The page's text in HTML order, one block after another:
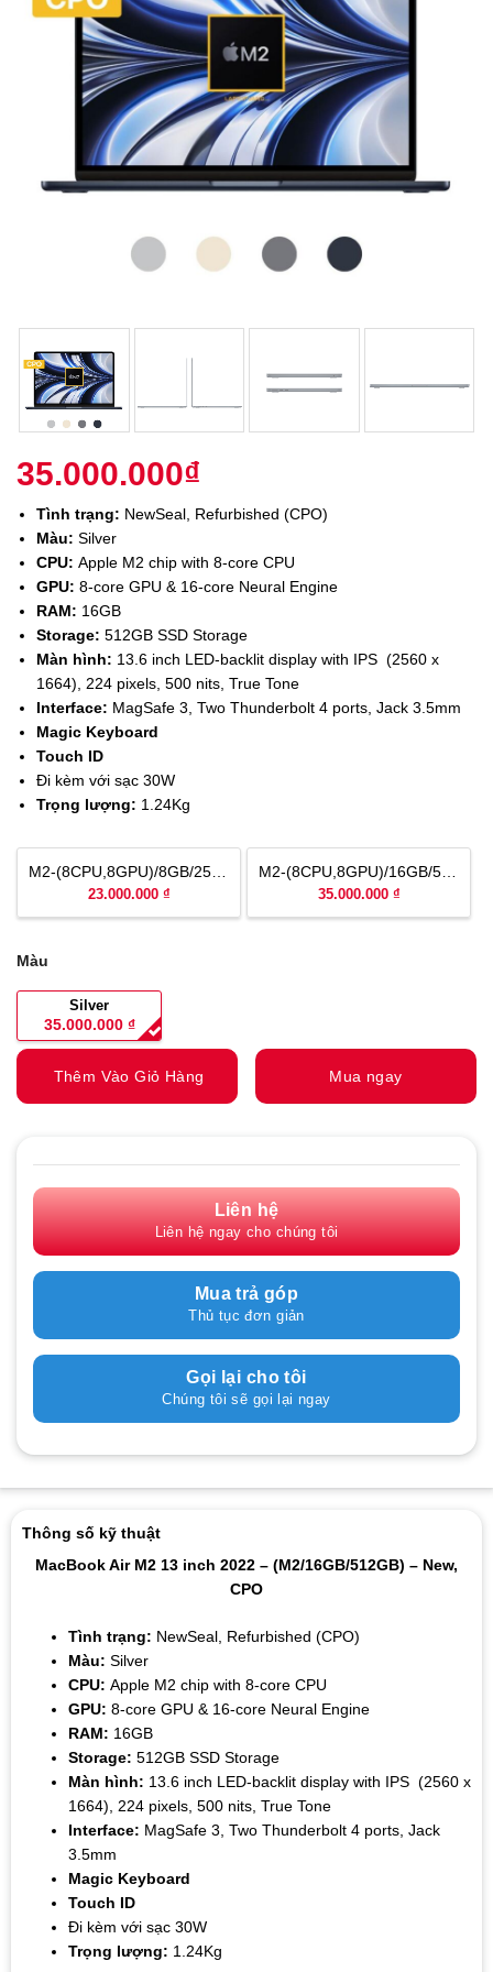
35.000.000₫
Tình trạng: NewSeal, Refurbished (CPO)
Màu: Silver
CPU: Apple M2 chip with 8-core CPU
GPU: 8-core GPU & 16-core Neural Engine
RAM: 16GB
Storage:512GB SSD Storage
Màn hình: 13.6 inch LED-backlit display with IPS (2560 x
1664), 224 pixels, 500 nits, True Tone
Interface: MagSafe 3, Two Thunderbolt 4 ports, Jack 3.5mm
Magic Keyboard
Touch ID
Đi kèm với sạc 30W
Trọng lượng: 1.24Kg
Màu
Silver
35.000.000 ₫
M2-(8CPU,8GPU)/8GB/256GB Newseal, Refurbisehd (CPO)
23.000.000 ₫
M2-(8CPU,8GPU)/16GB/512GB New, CPO
35.000.000 ₫
Thêm Vào Giỏ Hàng Mua ngay
Liên hệ
Liên hệ ngay cho chúng tôi
Mua trả góp
Thủ tục đơn giản
Gọi lại cho tôi
Chúng tôi sẽ gọi lại ngay
Thông số kỹ thuật
MacBook Air M2 13 inch 2022 – (M2/16GB/512GB) – New,
CPO
Tình trạng: NewSeal, Refurbished (CPO)
Màu: Silver
CPU: Apple M2 chip with 8-core CPU
GPU: 8-core GPU & 16-core Neural Engine
RAM: 16GB
Storage: 512GB SSD Storage
Màn hình: 13.6 inch LED-backlit display with IPS (2560 x
1664), 224 pixels, 500 nits, True Tone
Interface: MagSafe 3, Two Thunderbolt 4 ports, Jack
3.5mm
Magic Keyboard
Touch ID
Đi kèm với sạc 30W
Trọng lượng: 1.24Kg